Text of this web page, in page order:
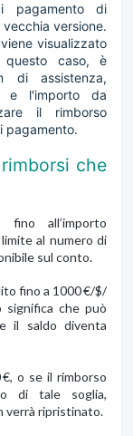
pagamento di
versione.
visualizzato
caso, è
di assistenza,
e l'importo da
il rimborso
pagamento.
che
fino all’importo
al numero di
sul conto.
fino a 1000 €/$/
significa che può
il saldo diventa
o se il rimborso
di tale soglia,
verrà ripristinato.